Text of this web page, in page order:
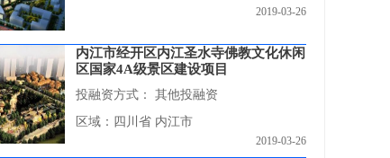
2019-03-26
内江市经开区内江圣水寺佛教文化休闲
区国家4A级景区建设项目
投融资方式：
其他投融资
区域：四川省 内江市
2019-03-26